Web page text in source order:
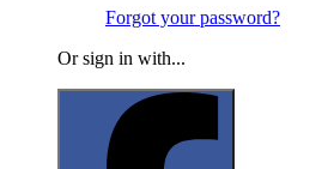
Forgot your password?
Or sign in with...